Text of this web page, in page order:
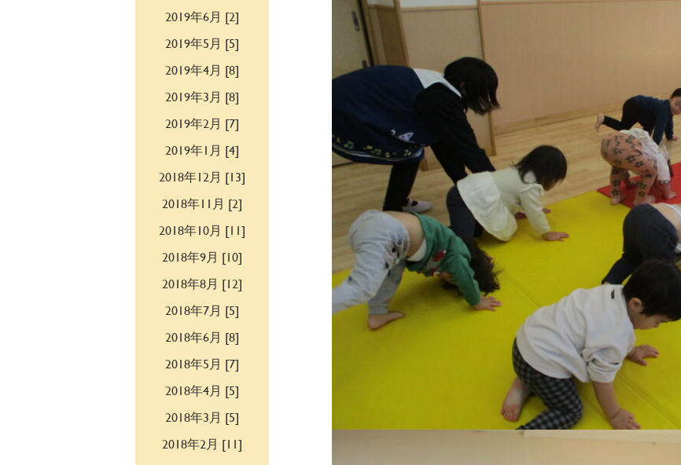
2019年6月 [2]
2019年5月 [5]
2019年4月 [8]
2019年3月 [8]
2019年2月 [7]
2019年1月 [4]
2018年12月 [13]
2018年11月 [2]
2018年10月 [11]
2018年9月 [10]
2018年8月 [12]
2018年7月 [5]
2018年6月 [8]
2018年5月 [7]
2018年4月 [5]
2018年3月 [5]
2018年2月 [11]